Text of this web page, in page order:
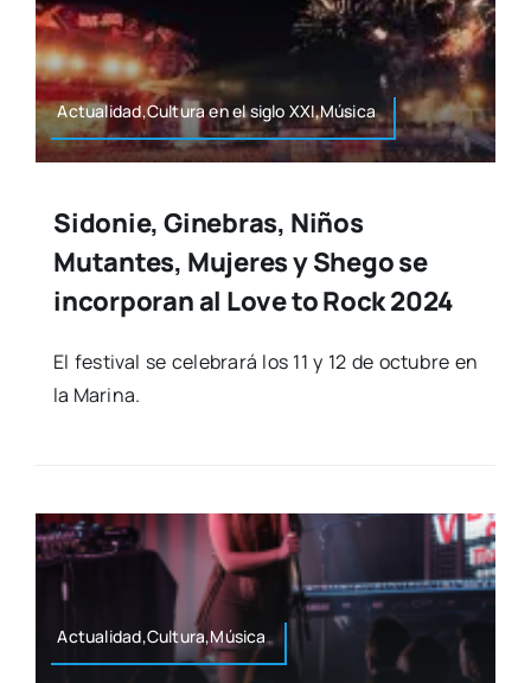
Actualidad,Cultura en el siglo XXI,Música
Sidonie, Ginebras, Niños
Mutantes, Mujeres y Shego se
incorporan al Love to Rock 2024
El fes­ti­val se cele­bra­rá los 11 y 12 de octu­bre en
la Mari­na.
Actualidad,Cultura,Música